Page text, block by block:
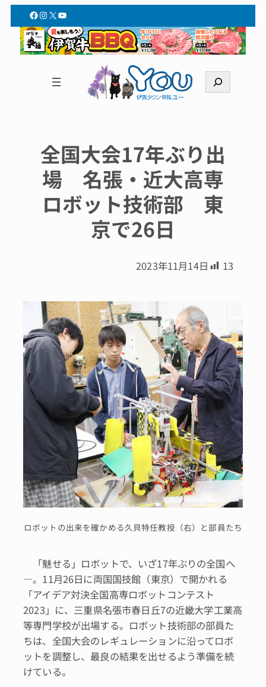
Facebook
Instagram
X YouTube
索
全国大会17年ぶり出
場 名張・近大高専
ロボット技術部 東
京で26日
2023年11月14日 13
ロボットの出来を確かめる久貝特任教授（右）と部員たち
「魅せる」ロボットで、いざ17年ぶりの全国へ
―。11月26日に両国国技館（東京）で開かれる
「アイデア対決全国高専ロボットコンテスト
2023」に、三重県名張市春日丘7の近畿大学工業高
等専門学校が出場する。ロボット技術部の部員た
ちは、全国大会のレギュレーションに沿ってロボ
ットを調整し、最良の結果を出せるよう準備を続
けている。